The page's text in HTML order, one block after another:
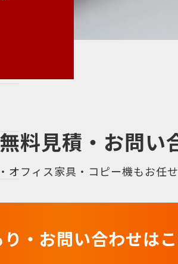
料見積・お問い
オフィス家具・コピー機もお任
・お問い合わせは